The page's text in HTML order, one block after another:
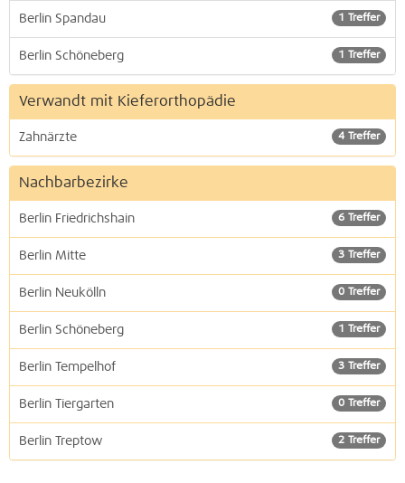
1 Treffer
Berlin Spandau
1 Treffer
Berlin Schöneberg
Verwandt mit Kieferorthopädie
4 Treffer
Zahnärzte
Nachbarbezirke
6 Treffer
Berlin Friedrichshain
3 Treffer
Berlin Mitte
0 Treffer
Berlin Neukölln
1 Treffer
Berlin Schöneberg
3 Treffer
Berlin Tempelhof
0 Treffer
Berlin Tiergarten
2 Treffer
Berlin Treptow